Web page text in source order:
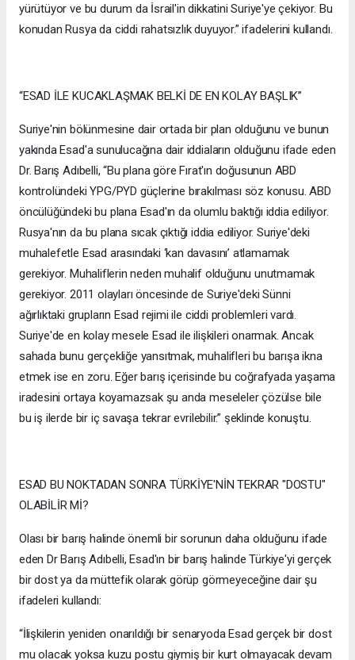
yürütüyor ve bu durum da İsrail'in dikkatini Suriye'ye çekiyor. Bu
konudan Rusya da ciddi rahatsızlık duyuyor.” ifadelerini kullandı.
“ESAD İLE KUCAKLAŞMAK BELKİ DE EN KOLAY BAŞLIK”
Suriye'nin bölünmesine dair ortada bir plan olduğunu ve bunun
yakında Esad'a sunulucağına dair iddiaların olduğunu ifade eden
Dr. Barış Adıbelli, “Bu plana göre Fırat'ın doğusunun ABD
kontrolündeki YPG/PYD güçlerine bırakılması söz konusu. ABD
öncülüğündeki bu plana Esad'ın da olumlu baktığı iddia ediliyor.
Rusya'nın da bu plana sıcak çıktığı iddia ediliyor. Suriye'deki
muhalefetle Esad arasındaki ‘kan davasını’ atlamamak
gerekiyor. Muhaliflerin neden muhalif olduğunu unutmamak
gerekiyor. 2011 olayları öncesinde de Suriye'deki Sünni
ağırlıktaki grupların Esad rejimi ile ciddi problemleri vardı.
Suriye'de en kolay mesele Esad ile ilişkileri onarmak. Ancak
sahada bunu gerçekliğe yansıtmak, muhalifleri bu barışa ikna
etmek ise en zoru. Eğer barış içerisinde bu coğrafyada yaşama
iradesini ortaya koyamazsak şu anda meseleler çözülse bile
bu iş ilerde bir iç savaşa tekrar evrilebilir.” şeklinde konuştu.
ESAD BU NOKTADAN SONRA TÜRKİYE'NİN TEKRAR "DOSTU"
OLABİLİR Mİ?
Olası bir barış halinde önemli bir sorunun daha olduğunu ifade
eden Dr Barış Adıbelli, Esad'ın bir barış halinde Türkiye'yi gerçek
bir dost ya da müttefik olarak görüp görmeyeceğine dair şu
ifadeleri kullandı:
“İlişkilerin yeniden onarıldığı bir senaryoda Esad gerçek bir dost
mu olacak yoksa kuzu postu giymiş bir kurt olmayacak devam